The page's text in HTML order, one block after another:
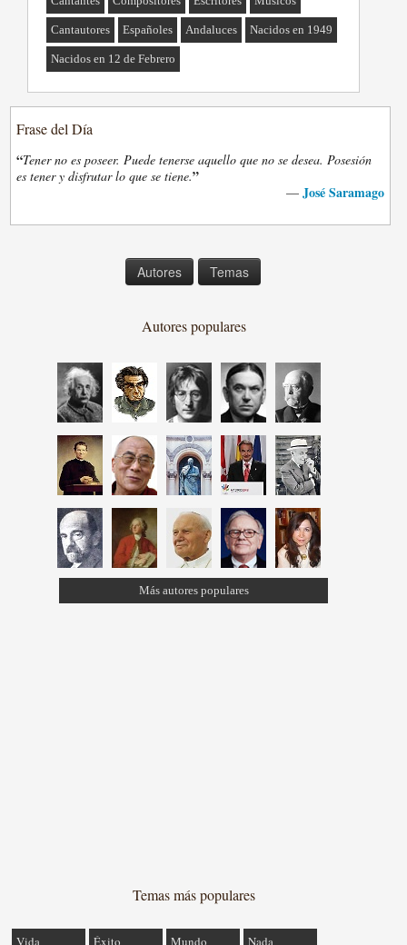
Cantautores Españoles Andaluces Nacidos en 1949
Nacidos en 12 de Febrero
Frase del Día
“Tener no es poseer. Puede tenerse aquello que no se desea. Posesión
es tener y disfrutar lo que se tiene.”
— José Saramago
Autores Temas
Autores populares
Más autores populares
Temas más populares
Vida Éxito Mundo Nada